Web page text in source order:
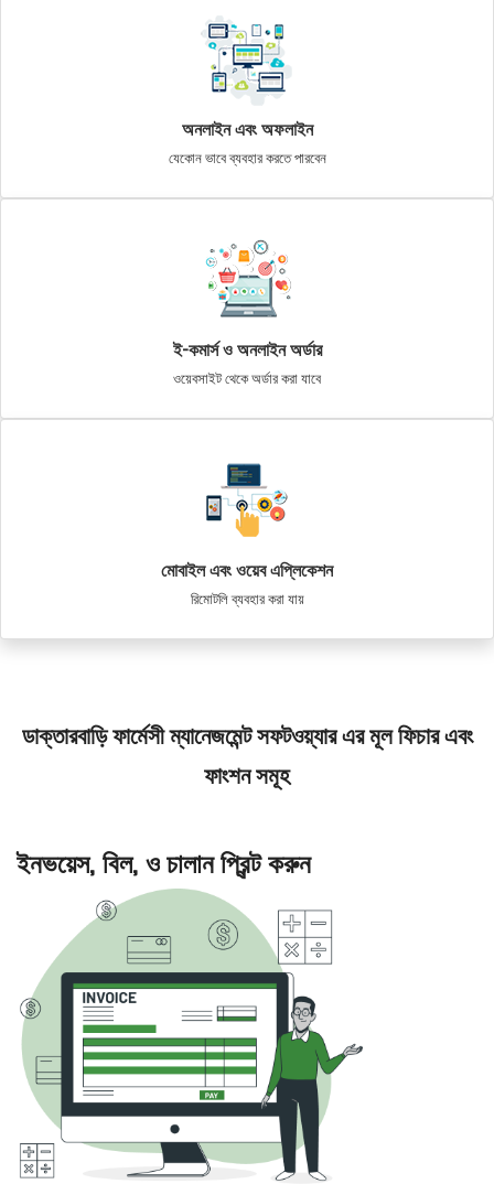
অনলাইন এবং অফলাইন
যেকোন ভাবে ব্যবহার করতে পারবেন
ই-কমার্স ও অনলাইন অর্ডার
ওয়েবসাইট থেকে অর্ডার করা যাবে
মোবাইল এবং ওয়েব এপ্লিকেশন
রিমোটলি ব্যবহার করা যায়
ডাক্তারবাড়ি ফার্মেসী ম্যানেজমেন্ট সফটওয়্যার এর মূল ফিচার এবং
ফাংশন সমূহ
ইনভয়েস, বিল, ও চালান প্রিন্ট করুন